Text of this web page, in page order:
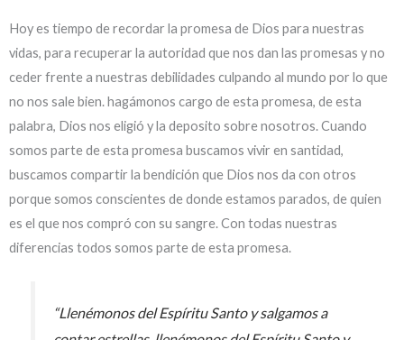
Hoy es tiempo de recordar la promesa de Dios para nuestras
vidas, para recuperar la autoridad que nos dan las promesas y no
ceder frente a nuestras debilidades culpando al mundo por lo que
no nos sale bien. hagámonos cargo de esta promesa, de esta
palabra, Dios nos eligió y la deposito sobre nosotros. Cuando
somos parte de esta promesa buscamos vivir en santidad,
buscamos compartir la bendición que Dios nos da con otros
porque somos conscientes de donde estamos parados, de quien
es el que nos compró con su sangre. Con todas nuestras
diferencias todos somos parte de esta promesa.
“Llenémonos del Espíritu Santo y salgamos a